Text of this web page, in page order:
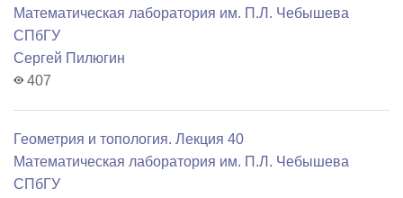
Математичеcкая лаборатория им. П.Л. Чебышева
СПбГУ
Сергей Пилюгин
407
Геометрия и топология. Лекция 40
Математичеcкая лаборатория им. П.Л. Чебышева
СПбГУ